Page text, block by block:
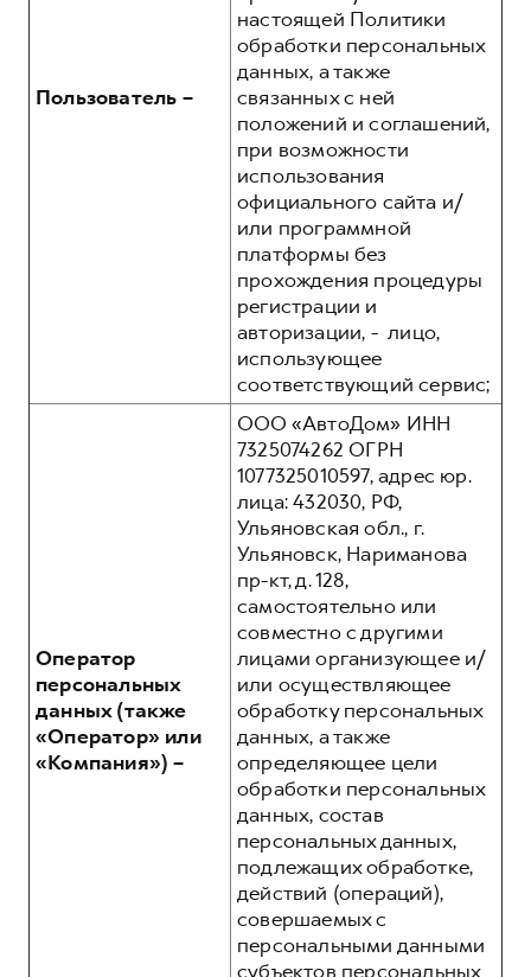
Пользователь –
настоящей Политики
обработки персональных
данных, а также
связанных с ней
положений и соглашений,
при возможности
использования
официального сайта и/
или программной
платформы без
прохождения процедуры
регистрации и
авторизации, - лицо,
использующее
соответствующий сервис;
Оператор
персональных
данных (также
«Оператор» или
«Компания») –
ООО «АвтоДом» ИНН
7325074262 ОГРН
1077325010597, адрес юр.
лица: 432030, РФ,
Ульяновская обл., г.
Ульяновск, Нариманова
пр-кт, д. 128,
самостоятельно или
совместно с другими
лицами организующее и/
или осуществляющее
обработку персональных
данных, а также
определяющее цели
обработки персональных
данных, состав
персональных данных,
подлежащих обработке,
действий (операций),
совершаемых с
персональными данными
субъектов персональных